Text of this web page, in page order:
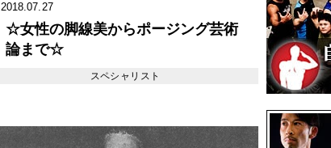
2018.07.27
☆女性の脚線美からポージング芸術
論まで☆
スペシャリスト